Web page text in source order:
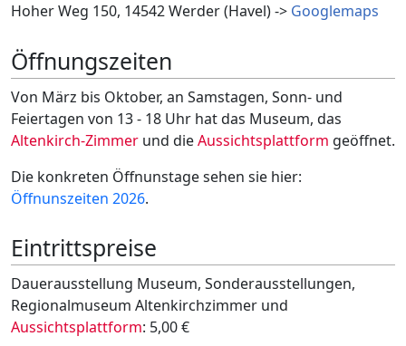
Hoher Weg 150, 14542 Werder (Havel) -> Googlemaps
Öffnungszeiten
Von März bis Oktober, an Samstagen, Sonn- und
Feiertagen von 13 - 18 Uhr hat das Museum, das
Altenkirch-Zimmer und dieAussichtsplattform geöffnet.
Die konkreten Öffnunstage sehen sie hier:
Öffnunszeiten 2026.
Eintrittspreise
Dauerausstellung Museum, Sonderausstellungen,
Regionalmuseum Altenkirchzimmer und
Aussichtsplattform: 5,00 €